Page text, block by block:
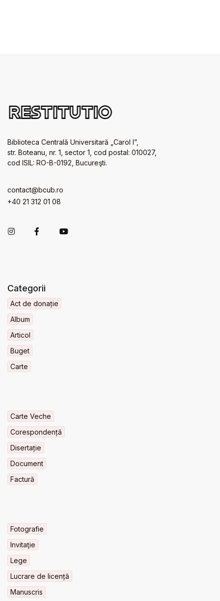
Biblioteca Centrală Universitară „Carol I”,
str. Boteanu, nr. 1, sector 1, cod postal: 010027,
cod ISIL: RO-B-0192, Bucureşti.
contact@bcub.ro
+40 21 312 01 08
Categorii
Act de donație
Album
Articol
Buget
Carte
Carte Veche
Corespondență
Disertație
Document
Factură
Fotografie
Invitaţie
Lege
Lucrare de licență
Manuscris